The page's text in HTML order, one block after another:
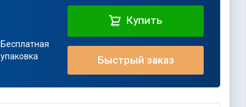
Бесплатная
упаковка
Купить
Быстрый заказ